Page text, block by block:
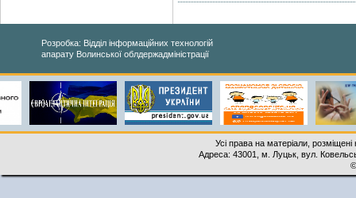
Розробка: Відділ інформаційних технологій
апарату Волинської облдержадміністрації
Усі права на матеріали,
Адреса: 43001, м. Луцьк, вул.